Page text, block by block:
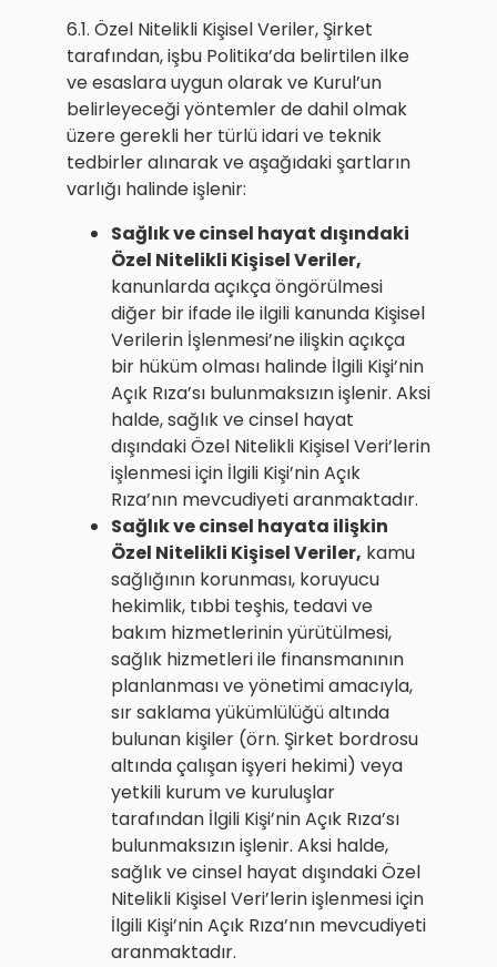
6.1. Özel Nitelikli Kişisel Veriler, Şirket
tarafından, işbu Politika’da belirtilen ilke
ve esaslara uygun olarak ve Kurul’un
belirleyeceği yöntemler de dahil olmak
üzere gerekli her türlü idari ve teknik
tedbirler alınarak ve aşağıdaki şartların
varlığı halinde işlenir:
Sağlık ve cinsel hayat dışındaki
Özel Nitelikli Kişisel Veriler,
kanunlarda açıkça öngörülmesi
diğer bir ifade ile ilgili kanunda Kişisel
Verilerin İşlenmesi’ne ilişkin açıkça
bir hüküm olması halinde İlgili Kişi’nin
Açık Rıza’sı bulunmaksızın işlenir. Aksi
halde, sağlık ve cinsel hayat
dışındaki Özel Nitelikli Kişisel Veri’lerin
işlenmesi için İlgili Kişi’nin Açık
Rıza’nın mevcudiyeti aranmaktadır.
Sağlık ve cinsel hayata ilişkin
Özel Nitelikli Kişisel Veriler, kamu
sağlığının korunması, koruyucu
hekimlik, tıbbi teşhis, tedavi ve
bakım hizmetlerinin yürütülmesi,
sağlık hizmetleri ile finansmanının
planlanması ve yönetimi amacıyla,
sır saklama yükümlülüğü altında
bulunan kişiler (örn. Şirket bordrosu
altında çalışan işyeri hekimi) veya
yetkili kurum ve kuruluşlar
tarafından İlgili Kişi’nin Açık Rıza’sı
bulunmaksızın işlenir. Aksi halde,
sağlık ve cinsel hayat dışındaki Özel
Nitelikli Kişisel Veri’lerin işlenmesi için
İlgili Kişi’nin Açık Rıza’nın mevcudiyeti
aranmaktadır.